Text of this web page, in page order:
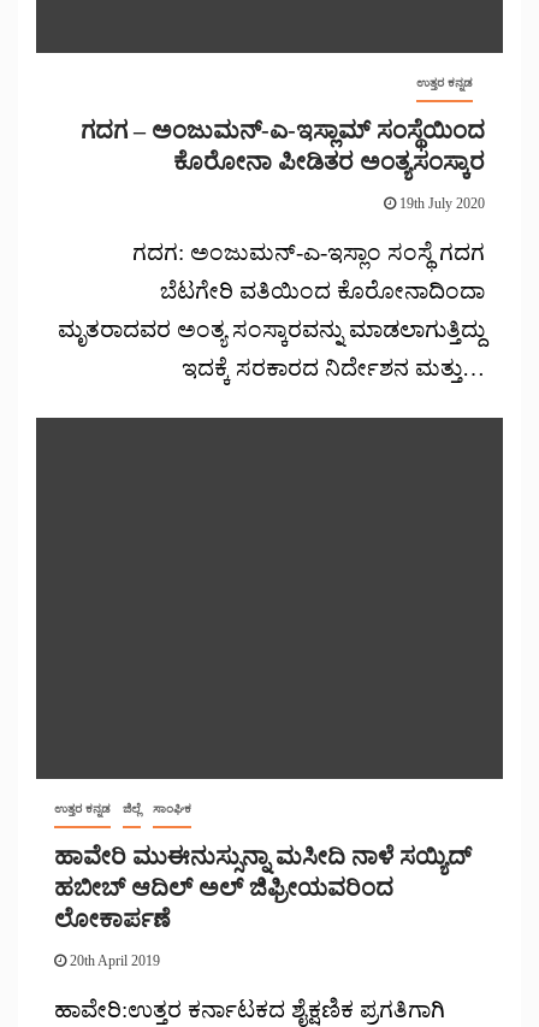
ಉತ್ತರ ಕನ್ನಡ
ಗದಗ – ಅಂಜುಮನ್-ಎ-ಇಸ್ಲಾಮ್ ಸಂಸ್ಥೆಯಿಂದ
ಕೊರೋನಾ ಪೀಡಿತರ ಅಂತ್ಯಸಂಸ್ಕಾರ
19th July 2020
ಗದಗ: ಅಂಜುಮನ್-ಎ-ಇಸ್ಲಾಂ ಸಂಸ್ಥೆ ಗದಗ
ಬೆಟಗೇರಿ ವತಿಯಿಂದ ಕೊರೋನಾದಿಂದಾ
ಮೃತರಾದವರ ಅಂತ್ಯ ಸಂಸ್ಕಾರವನ್ನು ಮಾಡಲಾಗುತ್ತಿದ್ದು
ಇದಕ್ಕೆ ಸರಕಾರದ ನಿರ್ದೇಶನ ಮತ್ತು…
ಉತ್ತರ ಕನ್ನಡ ಜಿಲ್ಲೆ ಸಾಂಘಿಕ
ಹಾವೇರಿ ಮುಈನುಸ್ಸುನ್ನಾ ಮಸೀದಿ ನಾಳೆ ಸಯ್ಯಿದ್
ಹಬೀಬ್ ಆದಿಲ್ ಅಲ್ ಜಿಫ್ರೀಯವರಿಂದ
ಲೋಕಾರ್ಪಣೆ
20th April 2019
ಹಾವೇರಿ:ಉತ್ತರ ಕರ್ನಾಟಕದ ಶೈಕ್ಷಣಿಕ ಪ್ರಗತಿಗಾಗಿ